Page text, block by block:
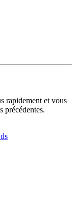
rapidement et vous
précédentes.